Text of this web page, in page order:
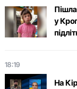
у
18:19
На